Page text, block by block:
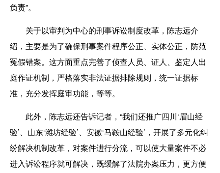
负责”。
关于以审判为中心的刑事诉讼制度改革，陈志远介
绍，主要是为了确保刑事案件程序公正、实体公正，防范
冤假错案。这方面重点完善了侦查人员、证人、鉴定人出
庭作证机制，严格落实非法证据排除规则，统一证据标
准，充分发挥庭审功能，等等。
此外，陈志远还告诉记者，“我们还推广四川‘眉山经
验’、山东‘潍坊经验’、安徽‘马鞍山经验’，开展了多元化纠
纷解决机制改革，对案件进行分流，可以使大量案件不必
进入诉讼程序就可解决，既缓解了法院办案压力，更方便